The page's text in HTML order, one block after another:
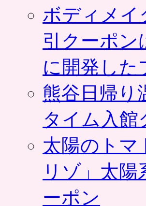
ボディメイ
引クーポン
に開発した
熊谷日帰り
タイム入
太陽のトマ
リゾ」太
ーポン